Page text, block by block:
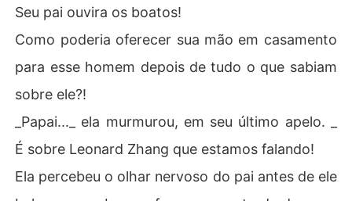
Seu pai ouvira os boatos!
Como poderia oferecer sua mão em casamento
para esse homem depois de tudo o que sabiam
sobre ele?!
_Papai..._ ela murmurou, em seu último apelo. _
É sobre Leonard Zhang que estamos falando!
Ela percebeu o olhar nervoso do pai antes de ele